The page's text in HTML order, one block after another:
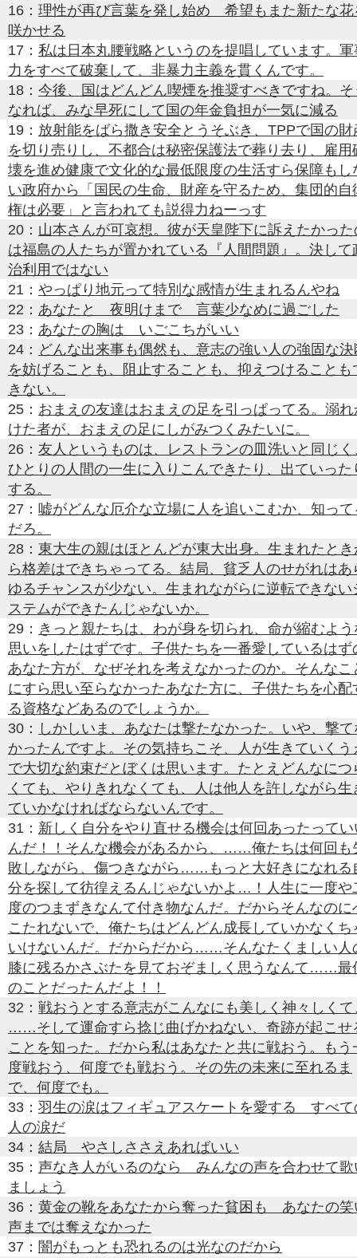
16： 理性が再び言葉を発し始め 希望もまた新たな花
咲かせる
17： 私は日本丸腰戦略というのを提唱しています。軍
力をすべて破棄して、非暴力主義を貫くんです。
18： 今後、国はどんどん喫煙を推奨すべきですね。そ
なれば、みな早死にして国の年金負担が一気に減る
19： 放射能をばら撒き安全とうそぶき、TPPで国の財
を切り売りし、不都合は秘密保護法で葬り去り、雇用
壊を進め健康で文化的な最低限度の生活すら保障もし
い政府から「国民の生命、財産を守るため、集団的自
権は必要」と言われても説得力ねーっす
20： 山本さんが可哀想。彼が天皇陛下に訴えたかった
は福島の人たちが置かれている『人間問題』。決して
治利用ではない
21： やっぱり地元って特別な感情が生まれるんやね
22： あなたと 夜明けまで 言葉少なめに過ごした
23： あなたの胸は いごこちがいい
24： どんな出来事も偶然も、意志の強い人の強固な決
を妨げることも、阻止することも、抑えつけることも
きない。
25： おまえの友達はおまえの足を引っぱってる。溺れ
けた者が、おまえの足にしがみつくみたいに。
26： 友人というものは、レストランの皿洗いと同じく
ひとりの人間の一生に入りこんできたり、出ていった
する。
27： 嘘がどんな厄介な立場に人を追いこむか、知って
だろ。
28： 東大生の親はほとんどが東大出身。生まれたとき
ら格差はできちゃってる。結局、貧乏人のせがれはあ
ゆるチャンスが少ない。生まれながらに逆転できない
ステムができたんじゃないか。
29： きっと親たちは、わが身を切られ、命が縮むよう
思いをしたはずです。子供たちを一番愛しているはず
あなた方が、なぜそれを考えなかったのか。そんなこ
にすら思い至らなかったあなた方に、子供たちを心配
る資格などあるのでしょうか。
30： しかしいま、あなたは撃たなかった。いや、撃て
かったんですよ。その気持ちこそ、人が生きていくう
で大切な約束だとぼくは思います。たとえどんなにつ
くても、やりきれなくても、人は他人を許しながら生
ていかなければならないんです。
31： 新しく自分をやり直せる機会は何回あったってい
んだ！！そんな機会があるから、……俺たちは何回も
敗しながら、傷つきながら……もっと大好きになれる
分を探して彷徨えるんじゃないかよ…！人生に一度や
度のつまずきなんて付き物なんだ。だからそんなのに
こたれないで、俺たちはどんどん成長していかなくち
いけないんだ。だからだから……そんなたくましい人
膝に残るかさぶたを見ておぞましく思うなんて……最
のことだったんだよ！！
32： 戦おうとする意志がこんなにも美しく神々しくて
……そして運命すら捻じ曲げかねない、奇跡が起こせ
ことを知った。だから私はあなたと共に戦おう。もう
度戦おう、何度でも戦おう。その先の未来に至れるま
で、何度でも。
33： 羽生の涙はフィギュアスケートを愛する すべて
人の涙だ
34： 結局 やさしささえあればいい
35： 声なき人がいるのなら みんなの声を合わせて歌
ましょう
36： 黄金の靴をあなたから奪った貧困も あなたの笑
声までは奪えなかった
37： 闇がもっとも恐れるのは光なのだから